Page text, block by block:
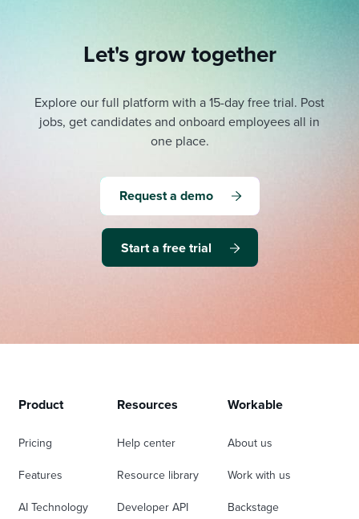
Let's grow together
Explore our full platform with a 15-day free trial. Post
jobs, get candidates and onboard employees all in
one place.
Request a demo
Start a free trial
Product
Pricing
Features
AI Technology
Resources
Help center
Resource library
Developer API
Workable
About us
Work with us
Backstage